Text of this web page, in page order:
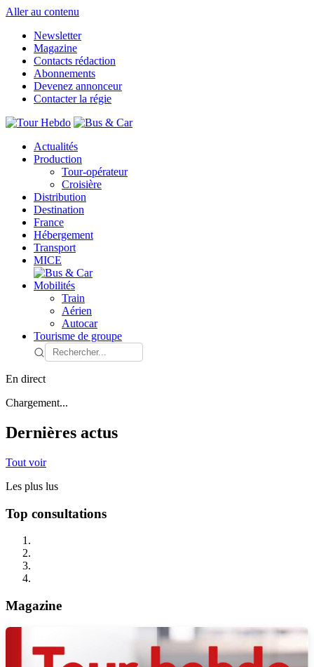
Aller au contenu
Newsletter
Magazine
Contacts rédaction
Abonnements
Devenez annonceur
Contacter la régie
Actualités
Production
Tour-opérateur
Croisière
Distribution
Destination
France
Hébergement
Transport
MICE
Mobilités
Train
Aérien
Autocar
Tourisme de groupe
En direct
Chargement...
Dernières actus
Tout voir
Les plus lus
Top consultations
Magazine